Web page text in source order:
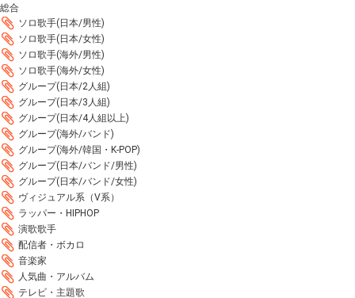
総合
ソロ歌手(日本/男性)
ソロ歌手(日本/女性)
ソロ歌手(海外/男性)
ソロ歌手(海外/女性)
グループ(日本/2人組)
グループ(日本/3人組)
グループ(日本/4人組以上)
グループ(海外/バンド)
グループ(海外/韓国・K-POP)
グループ(日本/バンド/男性)
グループ(日本/バンド/女性)
ヴィジュアル系（V系）
ラッパー・HIPHOP
演歌歌手
配信者・ボカロ
音楽家
人気曲・アルバム
テレビ・主題歌